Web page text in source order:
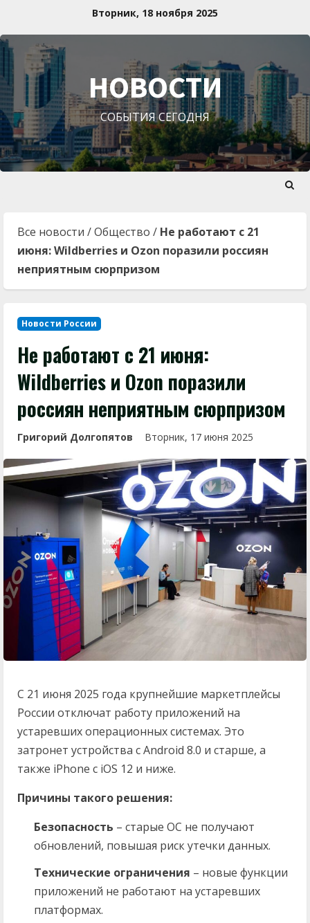
содержимому
Вторник, 18 ноября 2025
НОВОСТИ
СОБЫТИЯ СЕГОДНЯ
Все новости /Общество / Не работают с 21
июня: Wildberries и Ozon поразили россиян
неприятным сюрпризом
Новости России
Не работают с 21 июня:
Wildberries и Ozon поразили
россиян неприятным сюрпризом
Григорий Долгопятов Вторник, 17 июня 2025
С 21 июня 2025 года крупнейшие маркетплейсы
России отключат работу приложений на
устаревших операционных системах. Это
затронет устройства с Android 8.0 и старше, а
также iPhone с iOS 12 и ниже.
Причины такого решения:
Безопасность – старые ОС не получают
обновлений, повышая риск утечки данных.
Технические ограничения – новые функции
приложений не работают на устаревших
платформах.